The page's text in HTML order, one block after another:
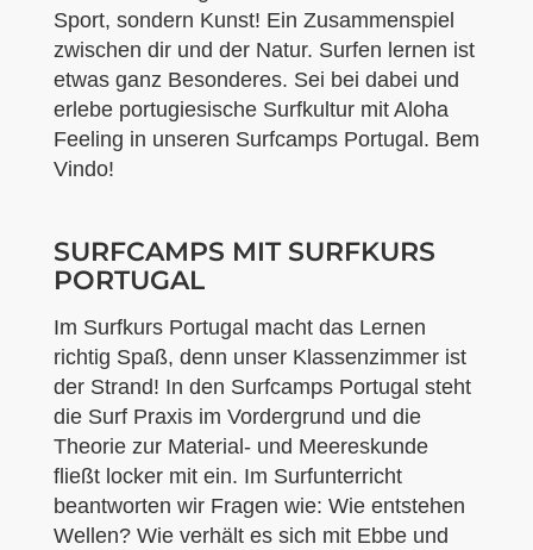
Sport, sondern Kunst! Ein Zusammenspiel
zwischen dir und der Natur. Surfen lernen ist
etwas ganz Besonderes. Sei bei dabei und
erlebe portugiesische Surfkultur mit Aloha
Feeling in unseren Surfcamps Portugal. Bem
Vindo!
SURFCAMPS MIT SURFKURS
PORTUGAL
Im Surfkurs Portugal macht das Lernen
richtig Spaß, denn unser Klassenzimmer ist
der Strand! In den Surfcamps Portugal steht
die Surf Praxis im Vordergrund und die
Theorie zur Material- und Meereskunde
fließt locker mit ein. Im Surfunterricht
beantworten wir Fragen wie: Wie entstehen
Wellen? Wie verhält es sich mit Ebbe und